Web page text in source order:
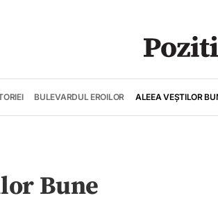
BULEVARDUL EROILOR ALEEA VEȘTILOR
Bune